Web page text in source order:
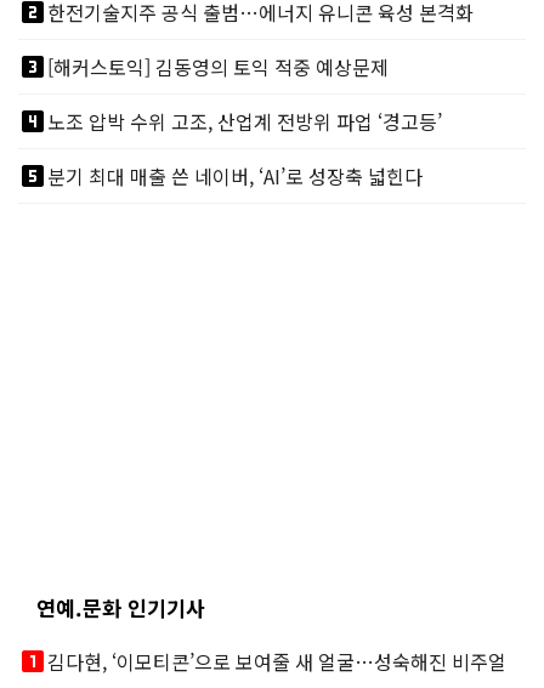
looks_two한전기술지주 공식 출범…에너지 유니콘 육성 본격화
looks_3[해커스토익] 김동영의 토익 적중 예상문제
looks_4노조 압박 수위 고조, 산업계 전방위 파업 ‘경고등’
looks_5분기 최대 매출 쓴 네이버, ‘AI’로 성장축 넓힌다
연예.문화 인기기사
looks_one김다현, ‘이모티콘’으로 보여줄 새 얼굴…성숙해진 비주얼